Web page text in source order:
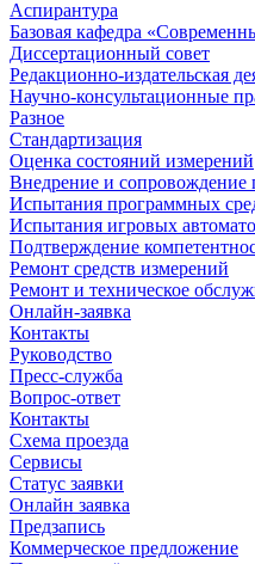
Аспирантура
Базовая кафедра
Диссертационный совет
Редакционно-издательская
Научно-консультационные
Разное
Стандартизация
Оценка состояний измерений
Внедрение и сопровождение
Испытания программных
Испытания игровых
Подтверждение
Ремонт средств измерений
Ремонт и техническое
Онлайн-заявка
Контакты
Руководство
Пресс-служба
Вопрос-ответ
Контакты
Схема проезда
Сервисы
Статус заявки
Онлайн заявка
Предзапись
Коммерческое предложение